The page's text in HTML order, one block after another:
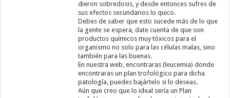
dieron sobredosis, y desde entonces sufres de
sus efectos secundarios lo quico.
Debes de saber que esto sucede más de lo que
la gente se espera, date cuenta de que son
productos químicos muy tóxicos para el
organismo no solo para las células malas, sino
también para las buenas.
En nuestra web, encontraras (leucemia) donde
encontraras un plan trofológico para dicha
patología, puedes bajártelo si lo deseas.
Aún que creo que lo ideal sería un Plan